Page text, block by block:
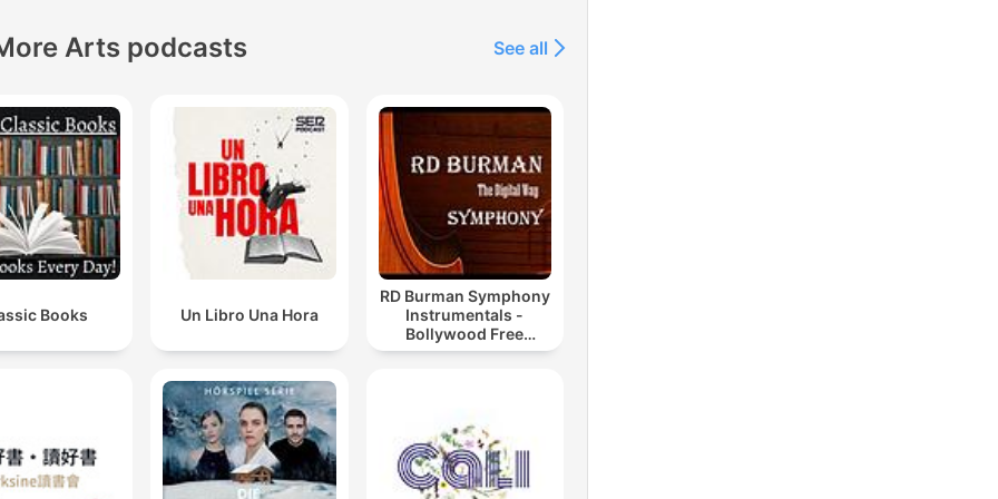
https://open.spotify.com/show/3pgovLQEeTV9GzEDnJguaq
https://open.spotify.com/show/74TDodF06zdMtN9JfdMxzg
2016年
https://open.spotify.com/show/0YyPon4Uz04O3mDDQNP47U
TBS Podcast：
https://www.tbsradio.jp/podcast/
Arts podcasts See all
Books Un Libro Una Hora
RD Burman Symphony
Instrumentals -
Bollywood Free
Podcast